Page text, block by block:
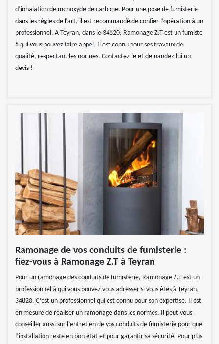
d’inhalation de monoxyde de carbone. Pour une pose de fumisterie
dans les règles de l’art, il est recommandé de confier l’opération à un
professionnel. A Teyran, dans le 34820, Ramonage Z.T est un fumiste
à qui vous pouvez faire appel. Il est connu pour ses travaux de
qualité, respectant les normes. Contactez-le et demandez-lui un
devis !
Ramonage de vos conduits de fumisterie :
fiez-vous à Ramonage Z.T à Teyran
Pour un ramonage des conduits de fumisterie, Ramonage Z.T est un
professionnel à qui vous pouvez vous adresser si vous êtes à Teyran,
34820. C’est un professionnel qui est connu pour son expertise. Il est
en mesure de réaliser un ramonage dans les normes. Il peut vous
conseiller aussi sur l’entretien de vos conduits de fumisterie pour que
l’installation reste en bon état et pour garantir sa sécurité. Pour plus